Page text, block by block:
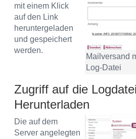
Mailversand
Log-Datei
mit einem Klick
auf den Link
heruntergeladen
und gespeichert
werden.
Zugriff auf die
Herunterladen
Die auf dem
Server angelegten